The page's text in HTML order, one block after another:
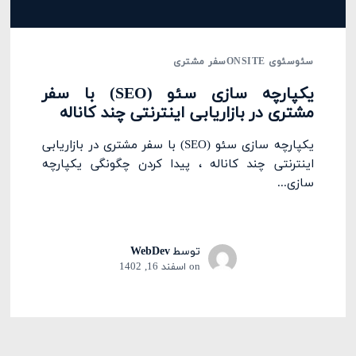
سئوسئوی ONSITE سفر مشتری
یکپارچه سازی سئو (SEO) با سفر
مشتری در بازاریابی اینترنتی چند کاناله
یکپارچه سازی سئو (SEO) با سفر مشتری در بازاریابی
اینترنتی چند کاناله ، پیدا کردن چگونگی یکپارچه
سازی...
توسطWebDev
on اسفند 16, 1402